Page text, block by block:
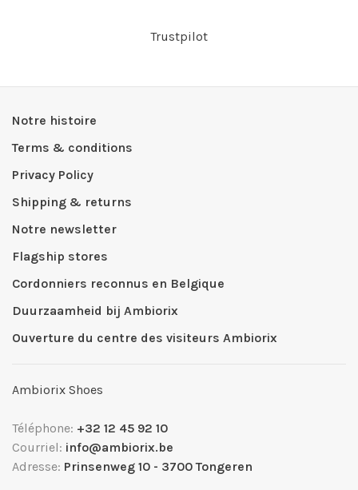
Trustpilot
Notre histoire
Terms & conditions
Privacy Policy
Shipping & returns
Notre newsletter
Flagship stores
Cordonniers reconnus en Belgique
Duurzaamheid bij Ambiorix
Ouverture du centre des visiteurs Ambiorix
Ambiorix Shoes
Téléphone: +32 12 45 92 10
Courriel: info@ambiorix.be
Adresse: Prinsenweg 10 - 3700 Tongeren